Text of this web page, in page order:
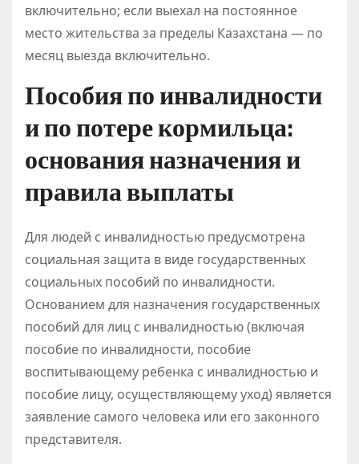
включительно; если выехал на постоянное
место жительства за пределы Казахстана — по
месяц выезда включительно.
Пособия по инвалидности
и по потере кормильца:
основания назначения и
правила выплаты
Для людей с инвалидностью предусмотрена
социальная защита в виде государственных
социальных пособий по инвалидности.
Основанием для назначения государственных
пособий для лиц с инвалидностью (включая
пособие по инвалидности, пособие
воспитывающему ребенка с инвалидностью и
пособие лицу, осуществляющему уход) является
заявление самого человека или его законного
представителя.